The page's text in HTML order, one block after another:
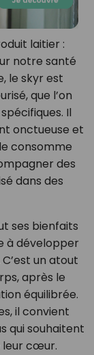
laitier :
notre santé
le skyr est
que l’on
Il
onctueuse et
consomme
des
dans des
ses bienfaits
à développer
un atout
après le
équilibrée.
il convient
qui souhaitent
leur cœur.